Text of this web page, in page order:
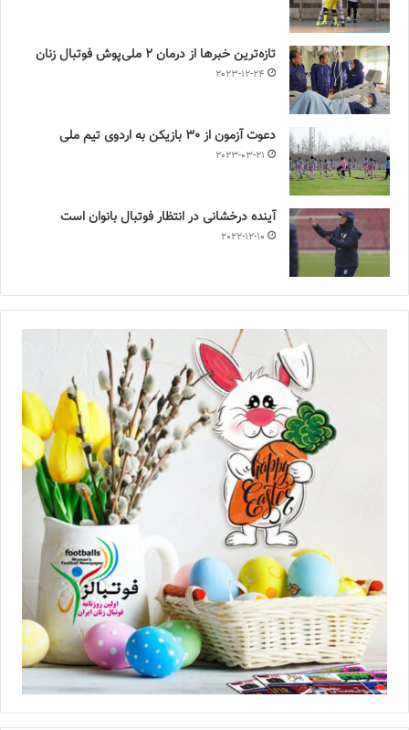
تازه‌ترین خبرها از درمان ۲ ملی‌پوش فوتبال زنان
2023-12-24
دعوت آزمون از 30 بازیکن به اردوی تیم ملی
2023-03-21
آینده درخشانی در انتظار فوتبال بانوان است
2022-12-10